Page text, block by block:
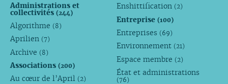
Administrations et
collectivités (244)
Algorithme (8)
Aprilien (7)
Archive (8)
Associations (200)
Au cœur de l’April (2)
Enshittification (2)
Entreprise(100)
Entreprises (69)
Environnement (21)
Espace membre (2)
État et administrations
(76)